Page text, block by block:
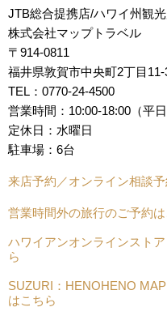
JTB総合提携店/ハワイ州観
株式会社マップトラベル
〒914-0811
福井県敦賀市中央町2丁目
TEL：0770-24-4500
営業時間：10:00-18:00（平
定休日：水曜日
駐車場：6台
来店予約／オンライン相談
営業時間外の旅行のご予約は
ハワイアンオンラインスト
ら
SUZURI：HENOHENO
はこちら